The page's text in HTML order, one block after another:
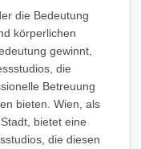
die Bedeutung
körperlichen
gewinnt,
die
Betreuung
bieten. Wien, als
bietet eine
die diesen